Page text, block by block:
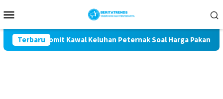
ke
Mobile
Terbaru
Magetan Komit Kawal Keluhan Peternak Soal Harga Pakan dan